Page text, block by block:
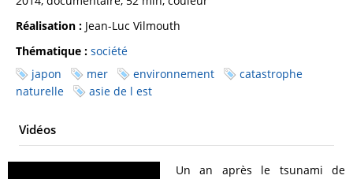
Réalisation : Jean-Luc Vilmouth
Thématique : société
japon
mer environnement
catastrophe
naturelle
asie de l est
Vidéos
Un an après le tsunami de